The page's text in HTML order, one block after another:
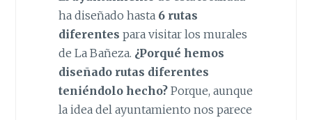
ha diseñado hasta 6 rutas
diferentes para visitar los murales
de La Bañeza. ¿Porqué hemos
diseñado rutas diferentes
teniéndolo hecho?Porque, aunque
la idea del ayuntamiento nos parece